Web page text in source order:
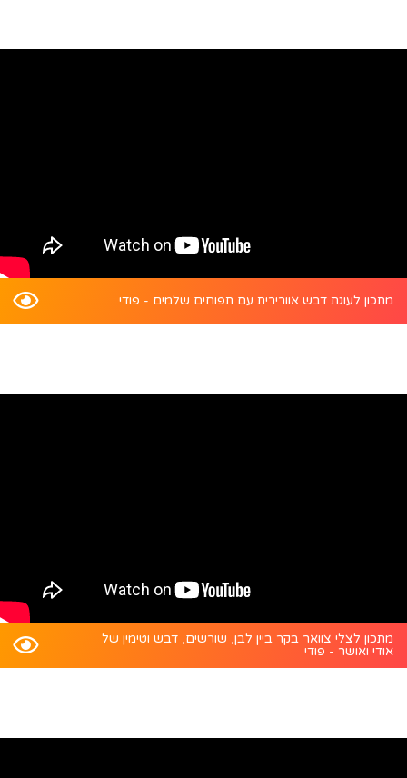
מתכון לעוגת דבש אוורירית עם תפוחים שלמים - פודי
מתכון לצלי צוואר בקר ביין לבן, שורשים, דבש וטימין של
אודי ואושר - פודי